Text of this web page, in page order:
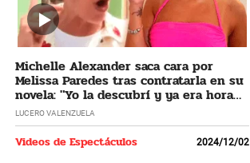
Michelle Alexander saca cara por
Melissa Paredes tras contratarla en su
novela: "Yo la descubrí y ya era hora
que regrese"
LUCERO VALENZUELA
Videos de Espectáculos 2024/12/02